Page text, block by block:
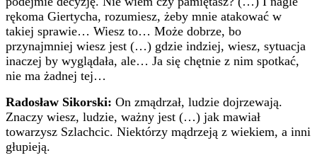
rękoma Giertycha, rozumiesz, żeby mnie atakować w
takiej sprawie… Wiesz to… Może dobrze, bo
przynajmniej wiesz jest (…) gdzie indziej, wiesz, sytuacja
inaczej by wyglądała, ale… Ja się chętnie z nim spotkać,
nie ma żadnej tej…
Radosław Sikorski: On zmądrzał, ludzie dojrzewają.
Znaczy wiesz, ludzie, ważny jest (…) jak mawiał
towarzysz Szlachcic. Niektórzy mądrzeją z wiekiem, a inni
głupieją.